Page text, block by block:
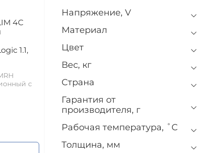
4C
1.1,
с
Напряжение, V
Материал
Цвет
Вес, кг
Страна
Гарантия от
производителя, г
Рабочая температура, ˚С
Толщина, мм